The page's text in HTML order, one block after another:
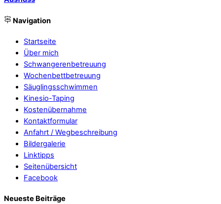
Navigation
Startseite
Über mich
Schwangerenbetreuung
Wochenbettbetreuung
Säuglingsschwimmen
Kinesio-Taping
Kostenübernahme
Kontaktformular
Anfahrt / Wegbeschreibung
Bildergalerie
Linktipps
Seitenübersicht
Facebook
Neueste Beiträge